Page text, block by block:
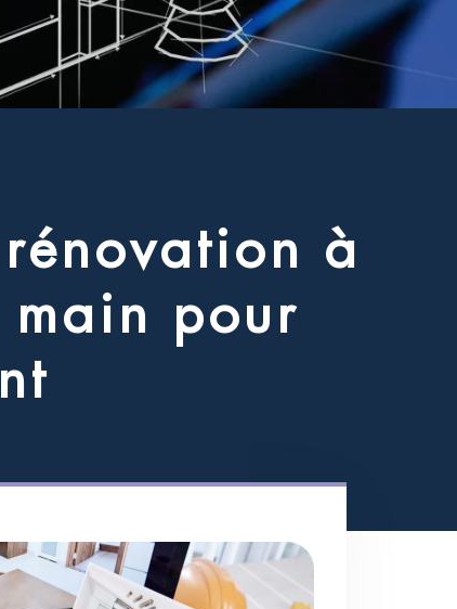
rénovation à
main pour
nt